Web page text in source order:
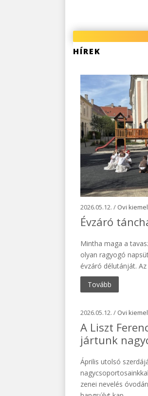
HÍREK
2026.05.12. / Ovi
Évzáró
Mintha maga a
olyan ragyogó
évzáró délutánját.
Tovább
2026.05.12. / Ovi
A Liszt
jártunk
Április utolsó
zenei nevelés